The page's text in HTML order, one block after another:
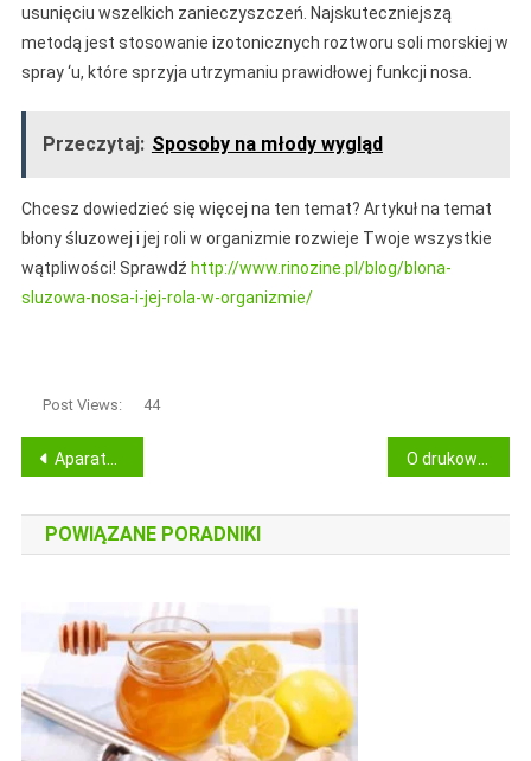
usunięciu wszelkich zanieczyszczeń. Najskuteczniejszą
metodą jest stosowanie izotonicznych roztworu soli morskiej w
spray ‘u, które sprzyja utrzymaniu prawidłowej funkcji nosa.
Przeczytaj: Sposoby na młody wygląd
Chcesz dowiedzieć się więcej na ten temat? Artykuł na temat
błony śluzowej i jej roli w organizmie rozwieje Twoje wszystkie
wątpliwości! Sprawdź http://www.rinozine.pl/blog/blona-
sluzowa-nosa-i-jej-rola-w-organizmie/
Post Views: 44
Nawigacja
wpisu
Aparaty na zęby – wszystko, co musisz wiedzieć
POWIĄZANE PORADNIKI